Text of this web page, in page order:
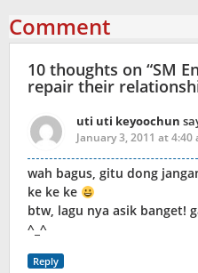
Comment
10 thoughts on “SM
repair their
uti uti keyoochun
January 3, 2011 at 4:40
wah bagus, gitu dong
ke ke ke
btw, lagu nya asik banget!
^_^
Reply